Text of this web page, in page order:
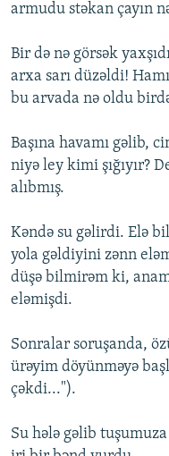
armudu stəkan çayın
Bir də nə görsək
arxa sarı düzəldi!
bu arvada nə oldu
Başına havamı gəlib,
niyə ley kimi şığıyır?
alıbmış.
Kəndə su gəlirdi. Elə
yola gəldiyini zənn
düşə bilmirəm ki,
eləmişdi.
Sonralar soruşanda,
ürəyim döyünməyə
çəkdi...").
Su hələ gəlib